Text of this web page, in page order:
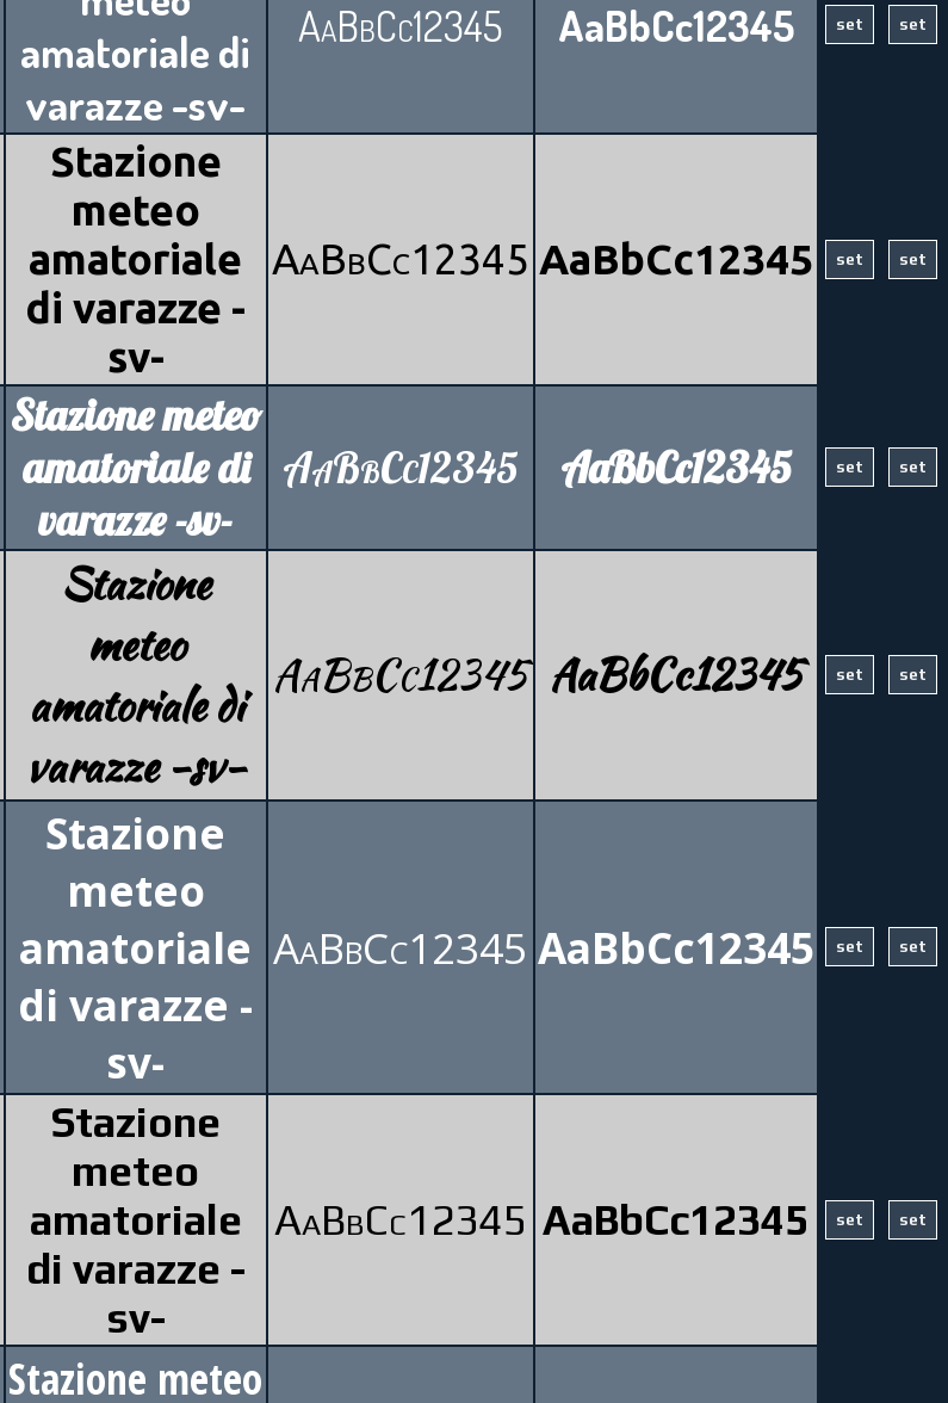
amatoriale di
varazze -sv-
AaBbCc12345 AaBbCc12345
Stazione
meteo
amatoriale
di varazze -
sv-
AaBbCc12345 AaBbCc12345
Stazione meteo
amatoriale di
varazze -sv-
AaBbCc12345 AaBbCc12345
Stazione
meteo
amatoriale di
varazze -sv-
AaBbCc12345 AaBbCc12345
Stazione
meteo
amatoriale
di varazze -
sv-
AaBbCc12345 AaBbCc12345
Stazione
meteo
amatoriale
di varazze -
sv-
AaBbCc12345 AaBbCc12345
Stazione meteo